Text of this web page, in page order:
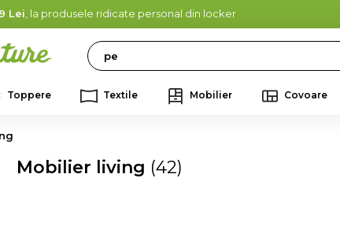
Lei , la produsele ridicate personal din locker
Search
Toppere Textile Mobilier Covoare
Mobilier living (42)